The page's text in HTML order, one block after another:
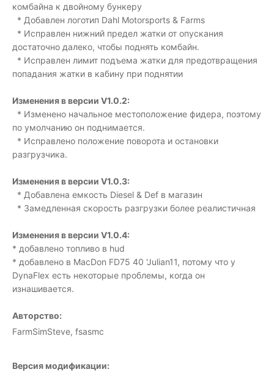
комбайна к двойному бункеру
* Добавлен логотип Dahl Motorsports & Farms
* Исправлен нижний предел жатки от опускания
достаточно далеко, чтобы поднять комбайн.
* Исправлен лимит подъема жатки для предотвращения
попадания жатки в кабину при поднятии
Изменения в версии V1.0.2:
* Изменено начальное местоположение фидера, поэтому
по умолчанию он поднимается.
* Исправлено положение поворота и остановки
разгрузчика.
Изменения в версии V1.0.3:
* Добавлена емкость Diesel & Def в магазин
* Замедленная скорость разгрузки более реалистичная
Изменения в версии V1.0.4:
* добавлено топливо в hud
* добавлено в MacDon FD75 40 'Julian11, потому что у
DynaFlex есть некоторые проблемы, когда он
изнашивается.
Авторство:
FarmSimSteve, fsasmc
Версия модификации: